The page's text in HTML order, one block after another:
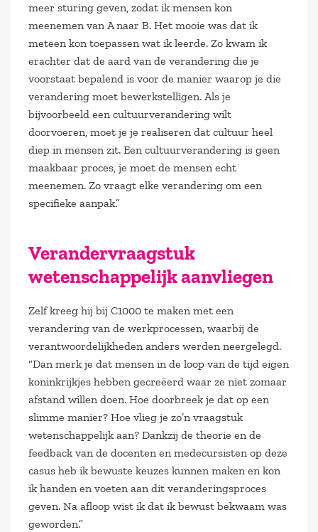
meer sturing geven, zodat ik mensen kon
meenemen van A naar B. Het mooie was dat ik
meteen kon toepassen wat ik leerde. Zo kwam ik
erachter dat de aard van de verandering die je
voorstaat bepalend is voor de manier waarop je die
verandering moet bewerkstelligen. Als je
bijvoorbeeld een cultuurverandering wilt
doorvoeren, moet je je realiseren dat cultuur heel
diep in mensen zit. Een cultuurverandering is geen
maakbaar proces, je moet de mensen echt
meenemen. Zo vraagt elke verandering om een
specifieke aanpak.”
Verandervraagstuk
wetenschappelijk aanvliegen
Zelf kreeg hij bij C1000 te maken met een
verandering van de werkprocessen, waarbij de
verantwoordelijkheden anders werden neergelegd.
“Dan merk je dat mensen in de loop van de tijd eigen
koninkrijkjes hebben gecreëerd waar ze niet zomaar
afstand willen doen. Hoe doorbreek je dat op een
slimme manier? Hoe vlieg je zo’n vraagstuk
wetenschappelijk aan? Dankzij de theorie en de
feedback van de docenten en medecursisten op deze
casus heb ik bewuste keuzes kunnen maken en kon
ik handen en voeten aan dit veranderingsproces
geven. Na afloop wist ik dat ik bewust bekwaam was
geworden.”